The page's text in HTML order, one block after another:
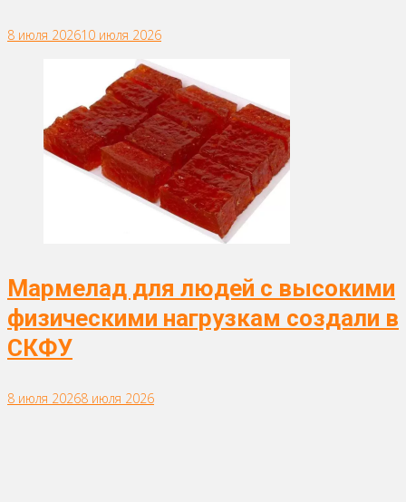
8 июля 202610 июля 2026
Мармелад для людей с высокими
физическими нагрузкам создали в
СКФУ
8 июля 20268 июля 2026